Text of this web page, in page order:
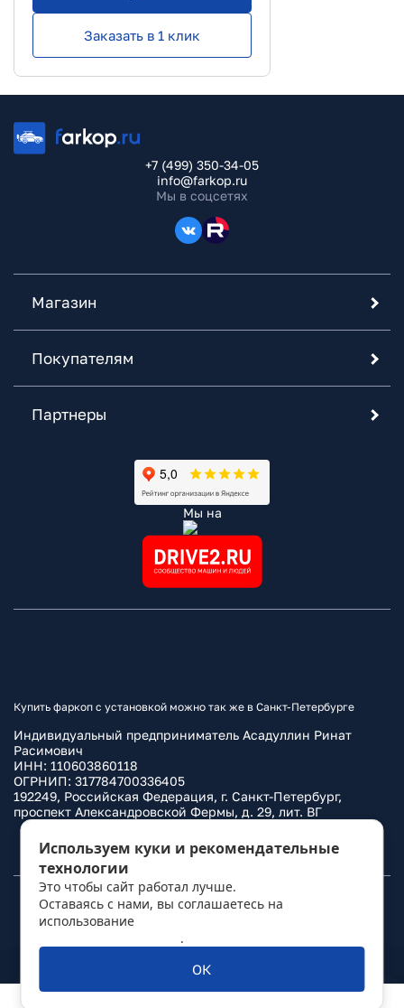
Заказать в 1 клик
+7 (499) 350-34-05
info@farkop.ru
Мы в соцсетях
Магазин
Покупателям
Партнеры
Мы на
Купить фаркоп с установкой можно так же в Санкт-Петербурге
Индивидуальный предприниматель Асадуллин Ринат
Расимович
ИНН: 110603860118
ОГРНИП: 317784700336405
192249, Российская Федерация, г. Санкт-Петербург,
проспект Александровской Фермы, д. 29, лит. ВГ
Политика конфиденциальности
© 2010– 2026Фаркоп.ру
Используем куки и рекомендательные
технологии
Это чтобы сайт работал лучше.
Оставаясь с нами, вы соглашаетесь на
использование
.
ОК